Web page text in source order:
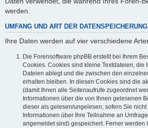
werden.
UMFANG UND ART DER DATENSPEICHERUNG
Ihre Daten werden auf vier verschiedene
Die Forensoftware phpBB erstellt bei Ihrem
Cookies. Cookies sind kleine Textdateien, die
Dateien ablegt und die zwischen den
erhalten bleiben. In diesen Cookies sind die
(damit Ihnen alle Seitenaufrufe zugeordnet
Informationen über die von Ihnen gelesenen
dieser als gelesen/ungelesen; sofern Sie
Informationen über Ihre Teilnahme an
angemeldet sind) gespeichert. Ferner werden